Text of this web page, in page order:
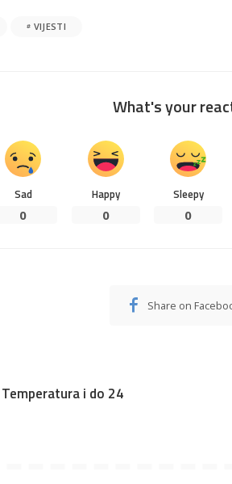
VIJESTI
What's your
Sad
0
Happy
0
Sleepy
0
Share on
i do 24